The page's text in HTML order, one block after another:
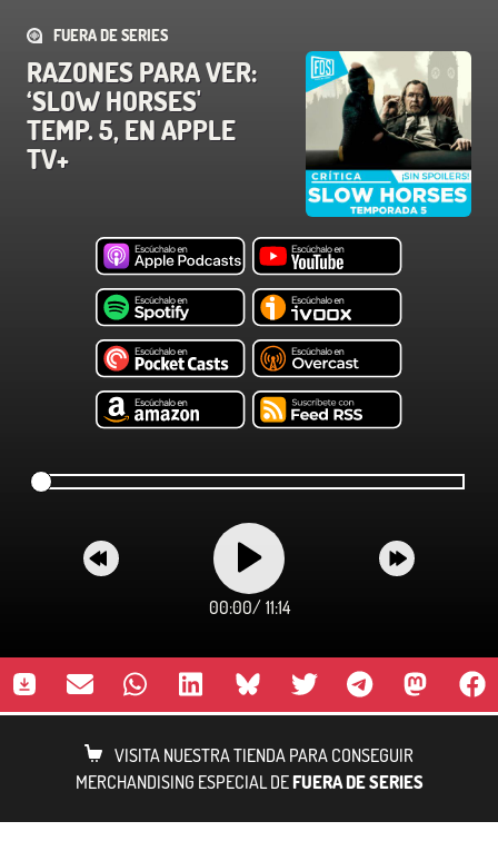
FUERA DE SERIES
RAZONES PARA VER:
‘SLOW HORSES'
TEMP. 5, EN APPLE
TV+
00:00/ 11:14
VISITA NUESTRA TIENDA PARA CONSEGUIR
MERCHANDISING ESPECIAL DEFUERA DE SERIES